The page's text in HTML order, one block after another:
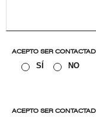
ACEPTO SER
SÍ NO
ACEPTO SER